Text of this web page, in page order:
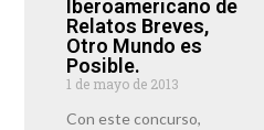
Iberoamericano de
Relatos Breves,
Otro Mundo es
Posible.
1 de mayo de 2013
Con este concurso,